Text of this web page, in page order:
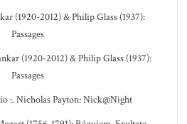
(1920-2012) & Philip Glass (1937):
Passages
(1920-2012) & Philip Glass (1937):
Passages
:. Nicholas Payton: Nick@Night